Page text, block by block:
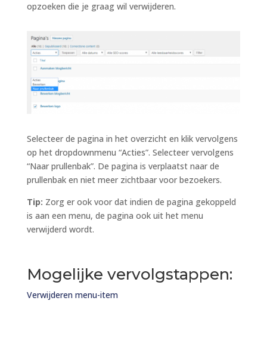
opzoeken die je graag wil verwijderen.
Selecteer de pagina in het overzicht en klik vervolgens
op het dropdownmenu “Acties”. Selecteer vervolgens
“Naar prullenbak”. De pagina is verplaatst naar de
prullenbak en niet meer zichtbaar voor bezoekers.
Tip: Zorg er ook voor dat indien de pagina gekoppeld
is aan een menu, de pagina ook uit het menu
verwijderd wordt.
Mogelijke vervolgstappen:
Verwijderen menu-item